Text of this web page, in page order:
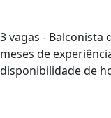
3 vagas - Balconista
meses de
disponibilidade de